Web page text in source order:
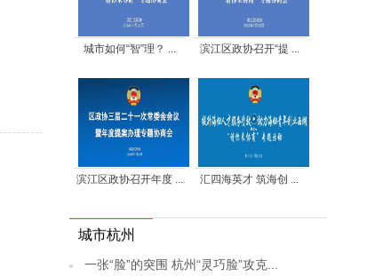
城市如何“智”理？ ... 滨江区政协召开“提 ...
滨江区政协召开年度 ... 汇四海英才 筑海创 ...
城市杭州
一张“脸”的突围 杭州“灵巧脸”攻克...